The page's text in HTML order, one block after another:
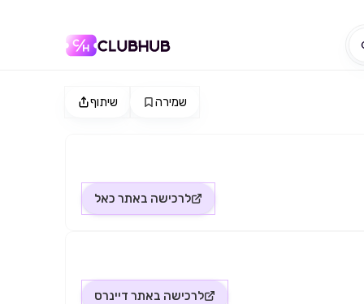
שיתוף שמירה
לרכישה באתר כאל
לרכישה באתר דיינרס